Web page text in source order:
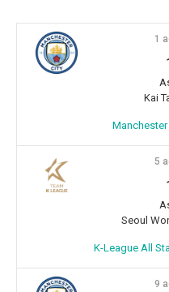
1
Kai
Manchester
5
Seoul
K-League All
9